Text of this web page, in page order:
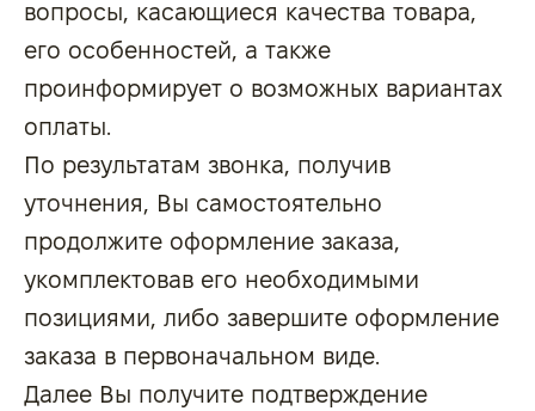
вопросы, касающиеся качества товара,
его особенностей, а также
проинформирует о возможных вариантах
оплаты.
По результатам звонка, получив
уточнения, Вы самостоятельно
продолжите оформление заказа,
укомплектовав его необходимыми
позициями, либо завершите оформление
заказа в первоначальном виде.
Далее Вы получите подтверждение